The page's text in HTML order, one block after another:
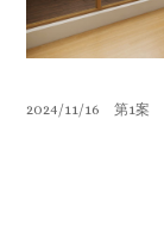
2024/11/16 第1案